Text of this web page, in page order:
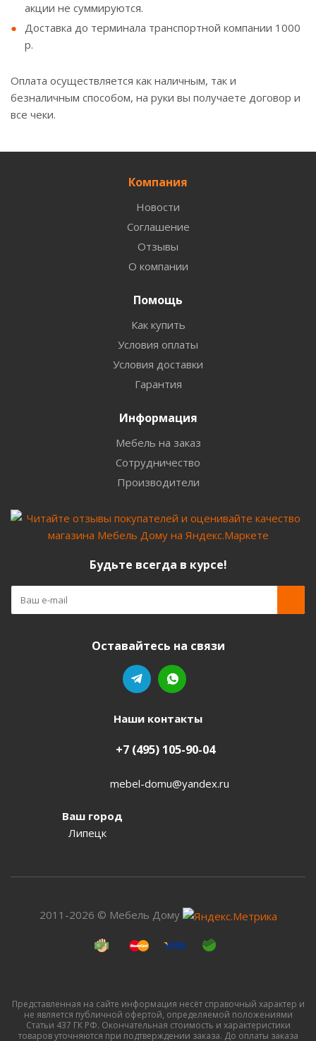
акции не суммируются.
Доставка до терминала транспортной компании 1000
р.
Оплата осуществляется как наличным, так и
безналичным способом, на руки вы получаете договор и
все чеки.
Компания
Новости
Соглашение
Отзывы
О компании
Помощь
Как купить
Условия оплаты
Условия доставки
Гарантия
Информация
Мебель на заказ
Сотрудничество
Производители
Будьте всегда в курсе!
Оставайтесь на связи
Наши контакты
+7 (495) 105-90-04
mebel-domu@yandex.ru
Ваш город
Липецк
2011-2026 © Мебель Дому
Представленная на сайте информация несёт справочный характер и
не является публичной офертой, определяемой положениями
Статьи 437 ГК РФ. Окончательная стоимость и характеристики
товаров уточняются при подтверждении заказа. До оплаты заказа